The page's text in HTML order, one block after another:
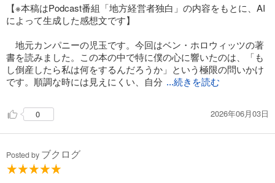
【※本稿はPodcast番組「地方経営者独白」の内容をもとに、AI
によって生成した感想文です】
地元カンパニーの児玉です。今回はベン・ホロウィッツの著
書を読みました。この本の中で特に僕の心に響いたのは、「も
し倒産したら私は何をするんだろうか」という極限の問いかけ
です。順調な時には見えにくい、自分 ...続きを読む
0 2026年06月03日
Posted by ブクログ